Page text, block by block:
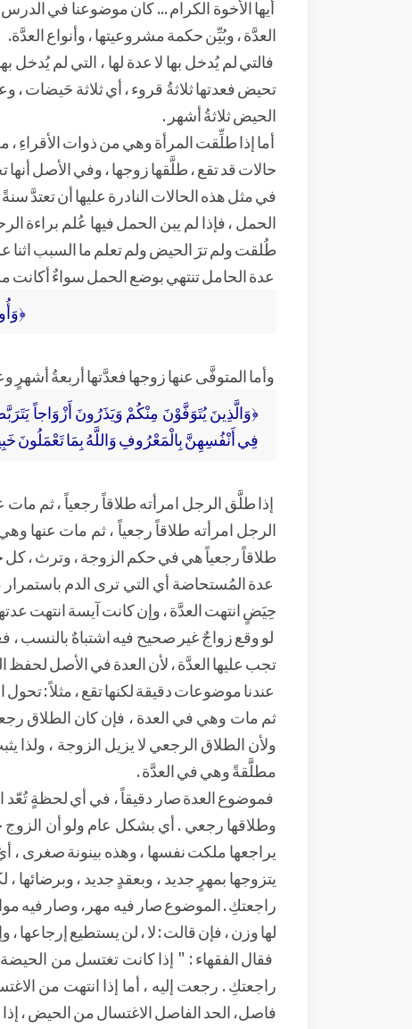
أيها الأخوة الكرام ... كان موضوعنا في
العدَّة ، وبُيِّن حكمة مشروعيتها ، وأنواع العدَّة.
فالتي لم يُدخل بها لا عدة لها ، التي لم يُدخل
تحيض فعدتها ثلاثةُ قروء ، أي ثلاثة حَيضات
الحيض ثلاثةُ أشهر .
أما إذا طلِّقت المرأة وهي من ذوات الأقراءِ
حالات قد تقع ، طلَّقها زوجها ، وفي الأصل
في مثل هذه الحالات النادرة عليها أن تعتدَّ
الحمل ، فإذا لم يبن الحمل فيها عُلم براءة
طُلقت ولم ترَ الحيض ولم تعلم ما السبب اثنا
عدة الحامل تنتهي بوضع الحمل سواءٌ أكانت
وأما المتوفَّى عنها زوجها فعدَّتها أربعةُ أشهرٍ
﴿وَالَّذِينَ يُتَوَفَّوْنَ مِنْكُمْ وَيَذَرُونَ أَزْوَاجاً
فِي أَنْفُسِهِنَّ بِالْمَعْرُوفِ وَاللَّهُ بِمَا تَعْمَلُونَ
إذا طلَّق الرجل امرأته طلاقاً رجعياً ، ثم
الرجل امرأته طلاقاً رجعياً ، ثم مات عنها
طلاقاً رجعياً هي في حكم الزوجة ، وترث ، كل
عدة المُستحاضة أي التي ترى الدم
حِيَضٍ انتهت العدَّة ، وإن كانت آيسة انتهت
لو وقع زواجٌ غير صحيح فيه اشتباهٌ بالنسب ،
تجب عليها العدَّة ، لأن العدة في الأصل لحفظ
عندنا موضوعات دقيقة لكنها تقع ، مثلاً :
ثم مات وهي في العدة ، فإن كان الطلاق
ولأن الطلاق الرجعي لا يزيل الزوجة ، ولذا
مطلَّقةً وهي في العدَّة .
فموضوع العدة صار دقيقاً ، في أي لحظةٍ تُعّد
وطلاقها رجعي . أي بشكل عام ولو أن الزوج
يراجعها ملكت نفسها ، وهذه بينونة صغرى
يتزوجها بمهرٍ جديد ، وبعقدٍ جديد ،
راجعتكِ . الموضوع صار فيه مهر، وصار فيه
لها وزن ، فإن قالت : لا ، لن يستطيع إرجاعها ،
فقال الفقهاء : " إذا كانت تغتسل من
راجعتكِ . رجعت إليه ، أما إذا انتهت من
فاصل، الحد الفاصل الاغتسال من الحيض ، إذا